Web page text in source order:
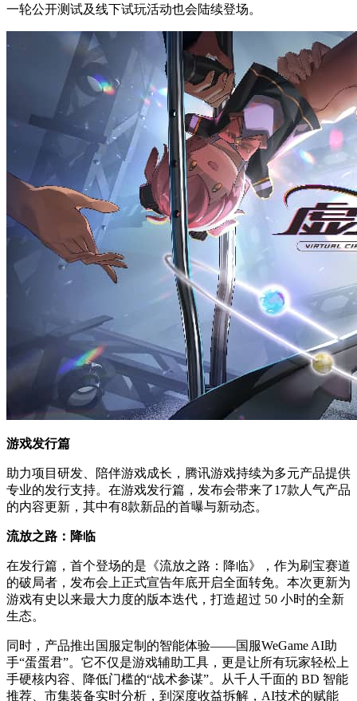
一轮公开测试及线下试玩活动也会陆续登场。
游戏发行篇
助力项目研发、陪伴游戏成长，腾讯游戏持续为多元产品提供
专业的发行支持。在游戏发行篇，发布会带来了17款人气产品
的内容更新，其中有8款新品的首曝与新动态。
流放之路：降临
在发行篇，首个登场的是《流放之路：降临》，作为刷宝赛道
的破局者，发布会上正式宣告年底开启全面转免。本次更新为
游戏有史以来最大力度的版本迭代，打造超过 50 小时的全新
生态。
同时，产品推出国服定制的智能体验——国服WeGame AI助
手“蛋蛋君”。它不仅是游戏辅助工具，更是让所有玩家轻松上
手硬核内容、降低门槛的“战术参谋”。从千人千面的 BD 智能
推荐、市集装备实时分析，到深度收益拆解，AI技术的赋能